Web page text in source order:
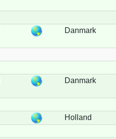
Danmark
Danmark
Holland